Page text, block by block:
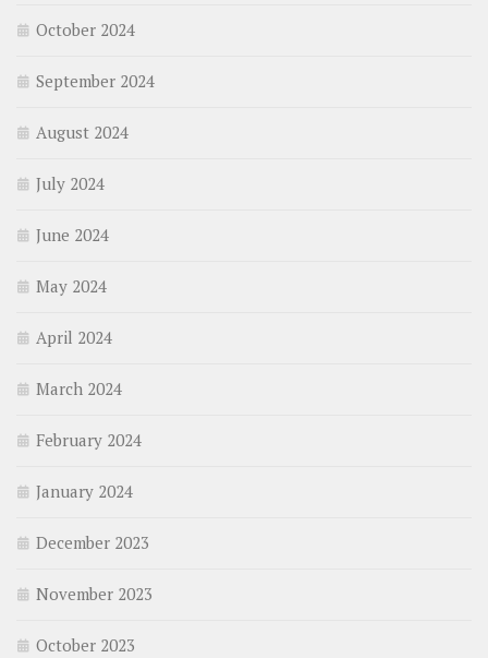
October 2024
September 2024
August 2024
July 2024
June 2024
May 2024
April 2024
March 2024
February 2024
January 2024
December 2023
November 2023
October 2023